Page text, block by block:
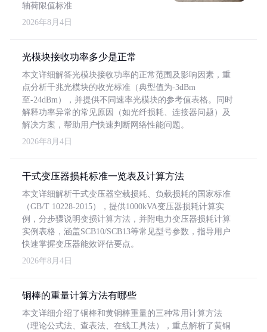
轴荷限值标准
2026年8月4日
光模块接收功率多少是正常
本文详细解答光模块接收功率的正常范围及影响因素，重
点分析千兆光模块的收光标准（典型值为-3dBm
至-24dBm），并提供不同速率光模块的参考值表格。同时
解释功率异常的常见原因（如光纤损耗、连接器问题）及
解决方案，帮助用户快速判断网络性能问题。
2026年8月4日
干式变压器损耗标准一览表及计算方法
本文详细解析干式变压器空载损耗、负载损耗的国家标准
（GB/T 10228-2015），提供1000kVA变压器损耗计算实
例，分步骤说明变损计算方法，并附电力变压器损耗计算
实例表格，涵盖SCB10/SCB13等常见型号参数，指导用户
快速掌握变压器能效评估要点。
2026年8月4日
铜棒的重量计算方法有哪些
本文详细介绍了铜棒和黄铜棒重量的三种常用计算方法
（理论公式法、查表法、在线工具法），重点解析了黄铜